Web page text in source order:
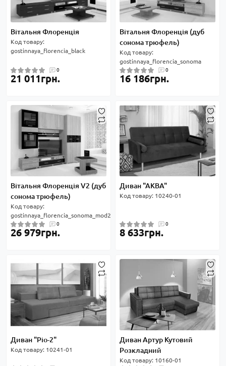
Вітальня Флоренція
Код товару:
gostinnaya_florencia_black
0
21 011грн.
Вітальня Флоренція (дуб
сонома трюфель)
Код товару:
gostinnaya_florencia_sonoma
0
16 186грн.
Вітальня Флоренція V2 (дуб
сонома трюфель)
Код товару:
gostinnaya_florencia_sonoma_mod2
0
26 979грн.
Диван "АКВА"
Код товару: 10240-01
0
8 633грн.
Диван "Ріо-2"
Код товару: 10241-01
Диван Артур Кутовий
Розкладний
Код товару: 10160-01